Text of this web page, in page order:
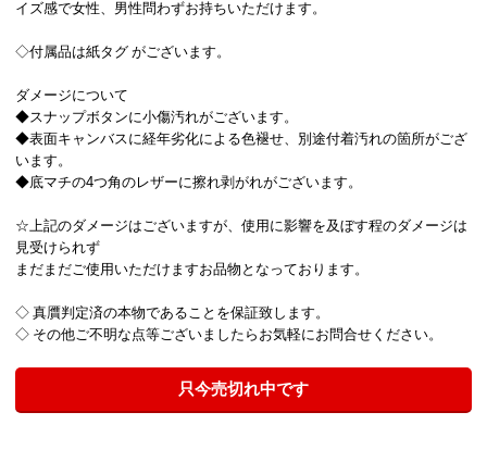
イズ感で女性、男性問わずお持ちいただけます。
◇付属品は紙タグ がございます。
ダメージについて
◆スナップボタンに小傷汚れがございます。
◆表面キャンバスに経年劣化による色褪せ、別途付着汚れの箇所がござ
います。
◆底マチの4つ角のレザーに擦れ剥がれがございます。
☆上記のダメージはございますが、使用に影響を及ぼす程のダメージは
見受けられず
まだまだご使用いただけますお品物となっております。
◇ 真贋判定済の本物であることを保証致します。
◇ その他ご不明な点等ございましたらお気軽にお問合せください。
只今売切れ中です